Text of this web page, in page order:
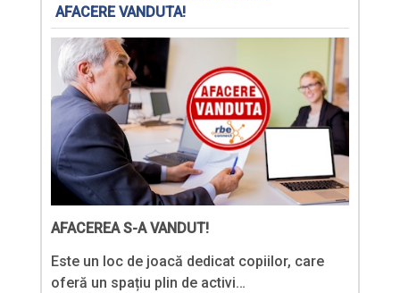
AFACERE VANDUTA!
AFACEREA S-A VANDUT!
Este un loc de joacă dedicat copiilor, care
oferă un spațiu plin de activi…